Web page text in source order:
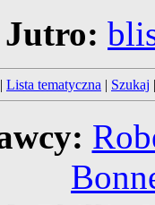
Jutro:
| Lista tematyczna | Szukaj